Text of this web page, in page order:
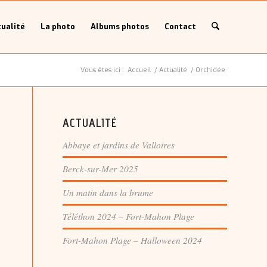
La photo Albums photos Contact
Vous êtes ici : Accueil / Actualité / Orchidée
ACTUALITÉ
Abbaye et jardins de Valloires
Berck-sur-Mer 2025
Un matin dans la brume
Téléthon 2024 – Fort-Mahon Plage
Fort-Mahon Plage – Halloween 2024